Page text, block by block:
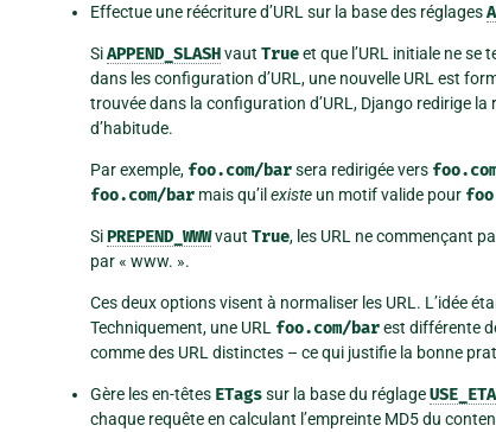
Effectue une réécriture d’URL sur la base des réglages
SiAPPEND_SLASHvaut Trueet que l’URL initiale ne se
dans les configuration d’URL, une nouvelle URL est
trouvée dans la configuration d’URL, Django redirige
d’habitude.
Par exemple, foo.com/barsera redirigée vers
foo.com/bar mais qu’ilexiste un motif valide pour
SiPREPEND_WWWvaut True, les URL ne commençant
par « www. ».
Ces deux options visent à normaliser les URL. L’idée
Techniquement, une URL foo.com/barest différente
comme des URL distinctes – ce qui justifie la bonne
Gère les en-têtes ETagssur la base du réglage
chaque requête en calculant l’empreinte MD5 du